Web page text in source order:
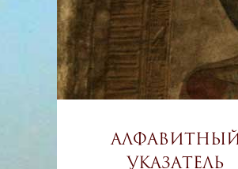
Алфавитный
указатель